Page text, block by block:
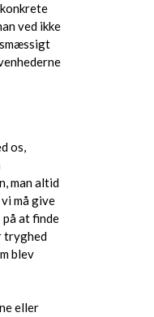
ved ikke
os,
man altid
må give
at finde
tryghed
blev
eller